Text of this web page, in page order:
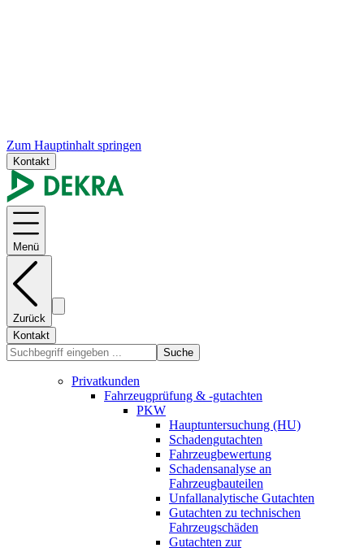
Zum Hauptinhalt springen
Kontakt
Menü
Zurück
Kontakt
Suche
Privatkunden
Fahrzeugprüfung & -gutachten
PKW
Hauptuntersuchung (HU)
Schadengutachten
Fahrzeugbewertung
Schadensanalyse an
Fahrzeugbauteilen
Unfallanalytische Gutachten
Gutachten zu technischen
Fahrzeugschäden
Gutachten zur